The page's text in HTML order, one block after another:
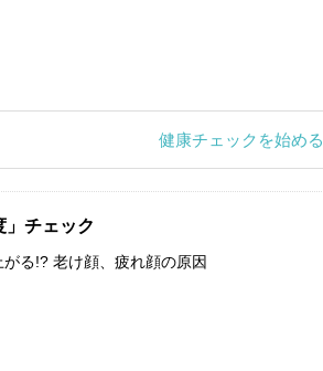
健康チェックを始める
」チェック
る!? 老け顔、疲れ顔の原因